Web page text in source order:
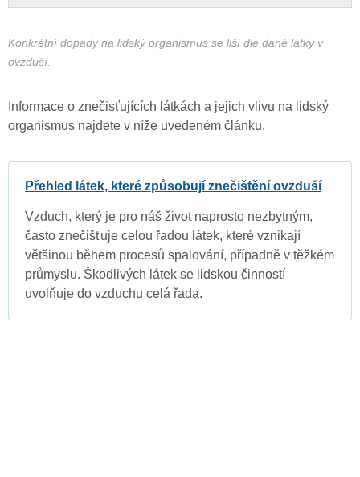
Konkrétní dopady na lidský organismus se liší dle dané látky v
ovzduší.
Informace o znečisťujících látkách a jejich vlivu na lidský
organismus najdete v níže uvedeném článku.
Přehled látek, které způsobují znečištění ovzduší
Vzduch, který je pro náš život naprosto nezbytným,
často znečišťuje celou řadou látek, které vznikají
většinou během procesů spalování, případně v těžkém
průmyslu. Škodlivých látek se lidskou činností
uvolňuje do vzduchu celá řada.